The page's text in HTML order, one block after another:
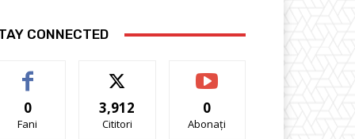
CONNECTED
0
Fani
3,912
Cititori
0
Abonați